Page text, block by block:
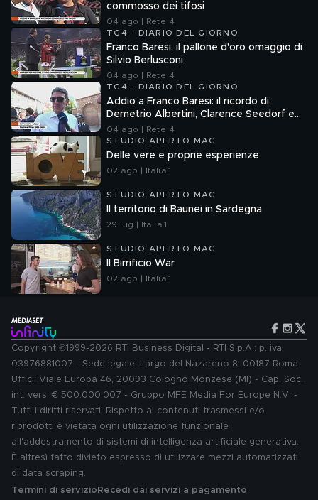
commosso dei tifosi
04 ago | Rete 4
TG4 - DIARIO DEL GIORNO
Franco Baresi, il pallone d'oro omaggio di
Silvio Berlusconi
04 ago | Rete 4
TG4 - DIARIO DEL GIORNO
Addio a Franco Baresi: il ricordo di
Demetrio Albertini, Clarence Seedorf e
Giovanni Galli
04 ago | Rete 4
STUDIO APERTO MAG
Delle vere e proprie esperienze
02 ago | Italia 1
STUDIO APERTO MAG
Il territorio di Baunei in Sardegna
29 lug | Italia 1
STUDIO APERTO MAG
Il Birrificio War
02 ago | Italia 1
Copyright ©1999-2026 RTI Business Digital - RTI S.p.A.: p. iva
03976881007 - Sede legale: Largo del Nazareno 8, 00187 Roma.
Uffici: Viale Europa 46, 20093 Cologno Monzese (MI) - Cap. Soc.
int. vers. € 500.000.007 - Gruppo MFE Media For Europe N.V. -
Tutti i diritti riservati. Rispetto ai contenuti trasmessi e/o
riprodotti è vietata ogni utilizzazione funzionale
all'addestramento di sistemi di intelligenza artificiale generativa.
È altresì fatto divieto espresso di utilizzare mezzi automatizzati
di data scraping.
Termini di servizio Recedi dai servizi a pagamento